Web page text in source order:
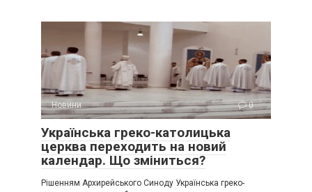
Новини 0
Українська греко-католицька
церква переходить на новий
календар. Що зміниться?
Рішенням Архирейського Синоду Українська греко-